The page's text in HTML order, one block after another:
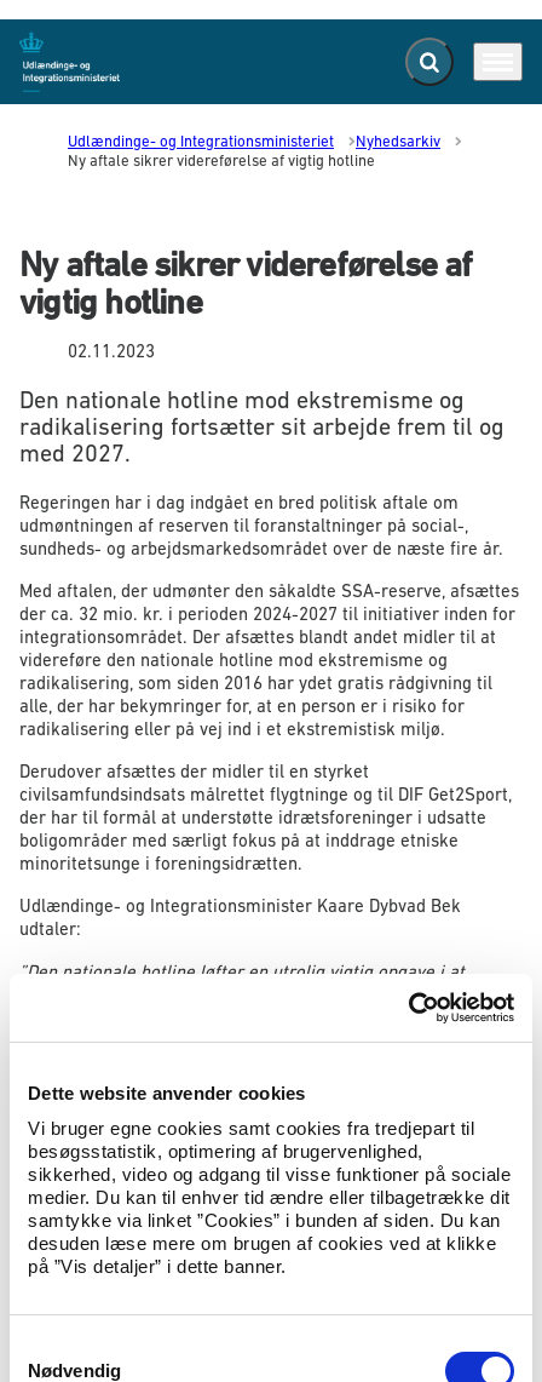
Dette website anvender cookies
Vi bruger egne cookies samt cookies fra tredjepart til
besøgsstatistik, optimering af brugervenlighed,
sikkerhed, video og adgang til visse funktioner på sociale
medier. Du kan til enhver tid ændre eller tilbagetrække dit
samtykke via linket ”Cookies” i bunden af siden. Du kan
desuden læse mere om brugen af cookies ved at klikke
på ”Vis detaljer” i dette banner.
Nødvendig
Gå til forsiden Fold søgefelt ud
Udlændinge- og Integrationsministeriet
Nyhedsarkiv
Ny aftale sikrer videreførelse af vigtig hotline
Ny aftale sikrer videreførelse af
vigtig hotline
02.11.2023
Den nationale hotline mod ekstremisme og
radikalisering fortsætter sit arbejde frem til og
med 2027.
Regeringen har i dag indgået en bred politisk aftale om
udmøntningen af reserven til foranstaltninger på social-,
sundheds- og arbejdsmarkedsområdet over de næste fire år.
Med aftalen, der udmønter den såkaldte SSA-reserve, afsættes
der ca. 32 mio. kr. i perioden 2024-2027 til initiativer inden for
integrationsområdet. Der afsættes blandt andet midler til at
videreføre den nationale hotline mod ekstremisme og
radikalisering, som siden 2016 har ydet gratis rådgivning til
alle, der har bekymringer for, at en person er i risiko for
radikalisering eller på vej ind i et ekstremistisk miljø.
Derudover afsættes der midler til en styrket
civilsamfundsindsats målrettet flygtninge og til DIF Get2Sport,
der har til formål at understøtte idrætsforeninger i udsatte
boligområder med særligt fokus på at inddrage etniske
minoritetsunge i foreningsidrætten.
Udlændinge- og Integrationsminister Kaare Dybvad Bek
udtaler:
”Den nationale hotline løfter en utrolig vigtig opgave i at
forebygge ekstremisme og radikalisering. Det er en udfordring,
som regeringen tager meget alvorligt, og jeg er derfor glad for,
at hotlinen kan fortsætte sit arbejde.
Jeg er også godt tilfreds med, at aftalen gør det muligt at
understøtte både Get2Sport og andre civilsamfundsindsatser.
Jeg tror på, at flere flygtninge og indvandreres deltagelse i
positive og sunde fællesskaber gennem bl.a. det lokale
foreningsliv kan bidrage til en bedre integration.”
Med i aftalen er Socialistisk Folkeparti, Liberal Alliance,
Danmarksdemokraterne, Det Konservative Folkeparti,
Enhedslisten, Radikale Venstre, Dansk Folkeparti, Alternativet